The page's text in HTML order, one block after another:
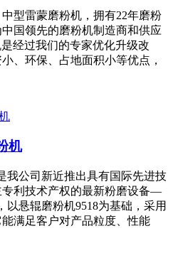
型雷蒙磨粉机，拥有22年磨粉
国领先的磨粉机制造商和供应
经过我们的专家优化升级改
、环保、占地面积小等优点，
机
我公司新近推出具有国际先进技
利技术产权的最新粉磨设备—
以悬辊磨粉机9518为基础，采用
满足客户对产品粒度、性能